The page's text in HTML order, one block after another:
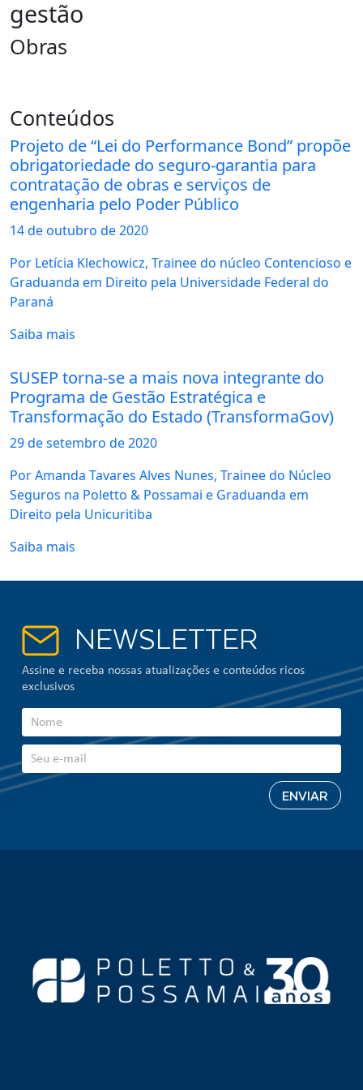
gestão
Obras
Conteúdos
Projeto de “Lei do Performance Bond” propõe
obrigatoriedade do seguro-garantia para
contratação de obras e serviços de
engenharia pelo Poder Público
14 deoutubro de 2020
Por Letícia Klechowicz, Trainee do núcleo Contencioso e
Graduanda em Direito pela Universidade Federal do
Paraná
Saiba mais
SUSEP torna-se a mais nova integrante do
Programa de Gestão Estratégica e
Transformação do Estado (TransformaGov)
29 desetembro de 2020
Por Amanda Tavares Alves Nunes, Trainee do Núcleo
Seguros na Poletto & Possamai e Graduanda em
Direito pela Unicuritiba
Saiba mais
NEWSLETTER
Assine e receba nossas atualizações e conteúdos ricos
exclusivos